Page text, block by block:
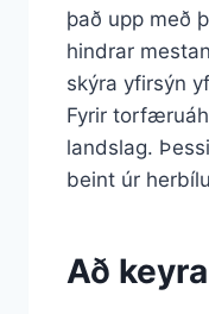
það upp með
hindrar
skýra yfirsýn
Fyrir
landslag.
beint úr
Að